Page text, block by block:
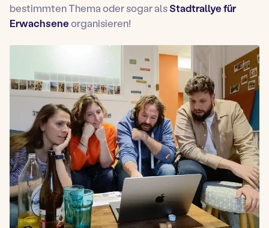
bestimmten Thema oder sogar alsStadtrallye für
Erwachseneorganisieren!